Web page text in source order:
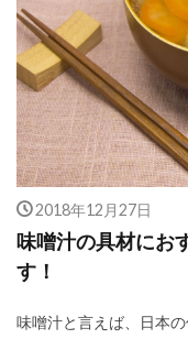
2018年12月27日
味噌汁の具材にお
す！
味噌汁と言えば、日本